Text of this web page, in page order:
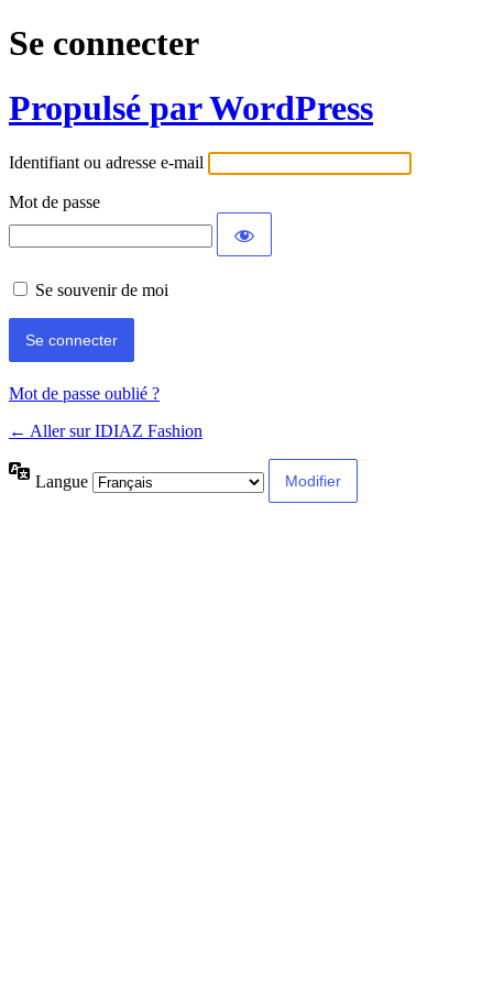
Se connecter
Propulsé par WordPress
Identifiant ou adresse e-mail
Mot de passe
Se souvenir de moi
Mot de passe oublié ?
← Aller sur IDIAZ Fashion
Langue